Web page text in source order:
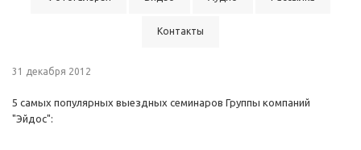
Контакты
31 декабря 2012
5 самых популярных выездных семинаров Группы компаний
"Эйдос":